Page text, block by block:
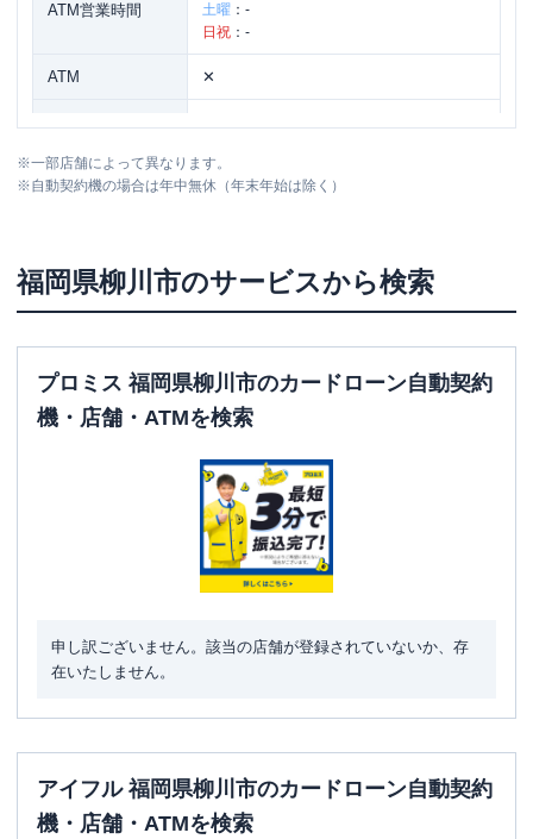
ATM営業時間
土曜 ： -
日祝 ： -
ATM ✕
住所
福岡県柳川市三橋町下百町１８－１ ダ
ン商事ビル１F
※一部店舗によって異なります。
※自動契約機の場合は年中無休（年末年始は除く）
福岡県柳川市のサービスから検索
プロミス 福岡県柳川市のカードローン自動契約
機・店舗・ATMを検索
申し訳ございません。該当の店舗が登録されていないか、存
在いたしません。
アイフル 福岡県柳川市のカードローン自動契約
機・店舗・ATMを検索